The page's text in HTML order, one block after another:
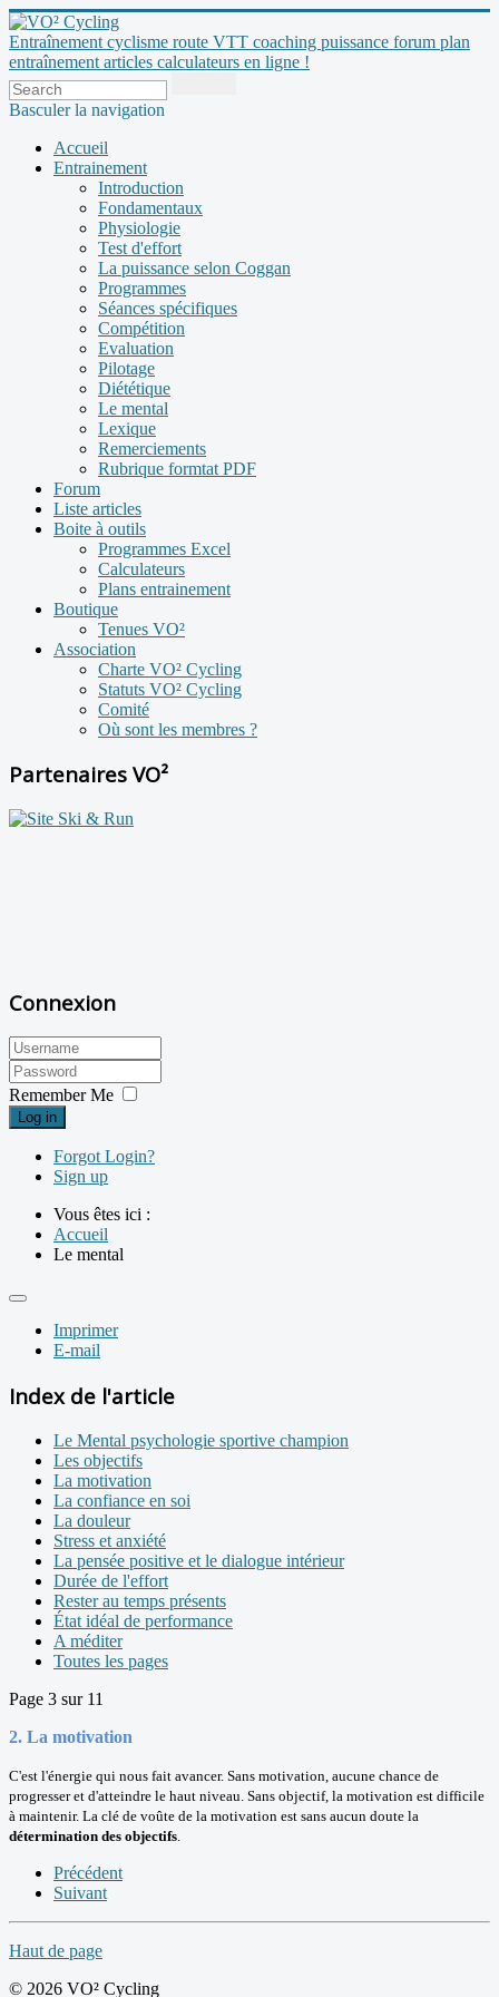
Entraînement cyclisme route VTT coaching puissance forum plan
entraînement articles calculateurs en ligne !
Basculer la navigation
Accueil
Entrainement
Introduction
Fondamentaux
Physiologie
Test d'effort
La puissance selon Coggan
Programmes
Séances spécifiques
Compétition
Evaluation
Pilotage
Diététique
Le mental
Lexique
Remerciements
Rubrique formtat PDF
Forum
Liste articles
Boite à outils
Programmes Excel
Calculateurs
Plans entrainement
Boutique
Tenues VO²
Association
Charte VO² Cycling
Statuts VO² Cycling
Comité
Où sont les membres ?
Partenaires VO²
Connexion
Remember Me
Log in
Forgot Login?
Sign up
Vous êtes ici :
Accueil
Le mental
Imprimer
E-mail
Index de l'article
Le Mental psychologie sportive champion
Les objectifs
La motivation
La confiance en soi
La douleur
Stress et anxiété
La pensée positive et le dialogue intérieur
Durée de l'effort
Rester au temps présents
État idéal de performance
A méditer
Toutes les pages
Page 3 sur 11
2. La motivation
C'est l'énergie qui nous fait avancer. Sans motivation, aucune chance de
progresser et d'atteindre le haut niveau. Sans objectif, la motivation est difficile
à maintenir. La clé de voûte de la motivation est sans aucun doute la
détermination des objectifs
Précédent
Suivant
Haut de page
© 2026 VO² Cycling